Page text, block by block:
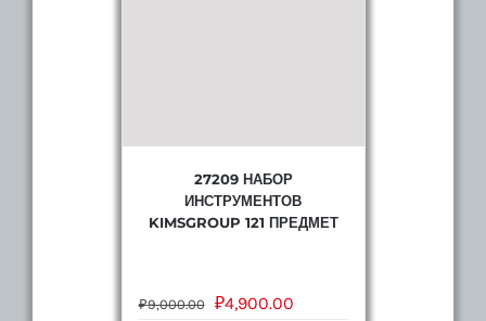
27209 НАБОР
ИНСТРУМЕНТОВ
KIMSGROUP 121 ПРЕДМЕТ
₽9,000.00 ₽4,900.00